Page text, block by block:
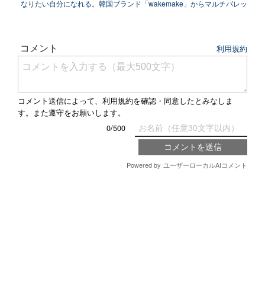
なりたい自分になれる。韓国ブランド「wakemake」からマルチパレッ